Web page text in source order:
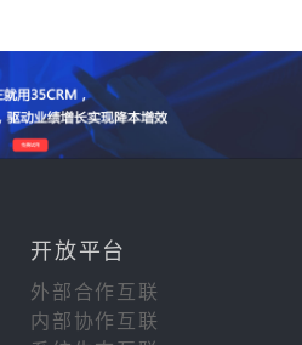
开放平台
外部合作互联
内部协作互联